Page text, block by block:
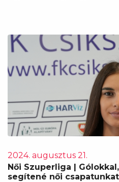
2024. augusztus 21.
Női Szuperliga |
segítené női